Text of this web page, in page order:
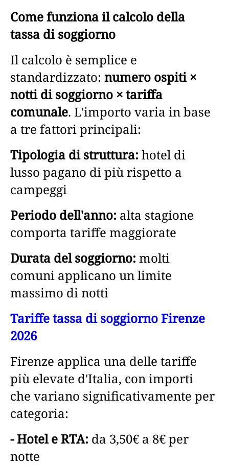
Come funziona il calcolo della
tassa di soggiorno
Il calcolo è semplice e
standardizzato: numero ospiti ×
notti di soggiorno × tariffa
comunale. L'importo varia in base
a tre fattori principali:
Tipologia di struttura: hotel di
lusso pagano di più rispetto a
campeggi
Periodo dell'anno: alta stagione
comporta tariffe maggiorate
Durata del soggiorno: molti
comuni applicano un limite
massimo di notti
Tariffe tassa di soggiorno Firenze
2026
Firenze applica una delle tariffe
più elevate d'Italia, con importi
che variano significativamente per
categoria:
- Hotel e RTA: da 3,50€ a 8€ per
notte